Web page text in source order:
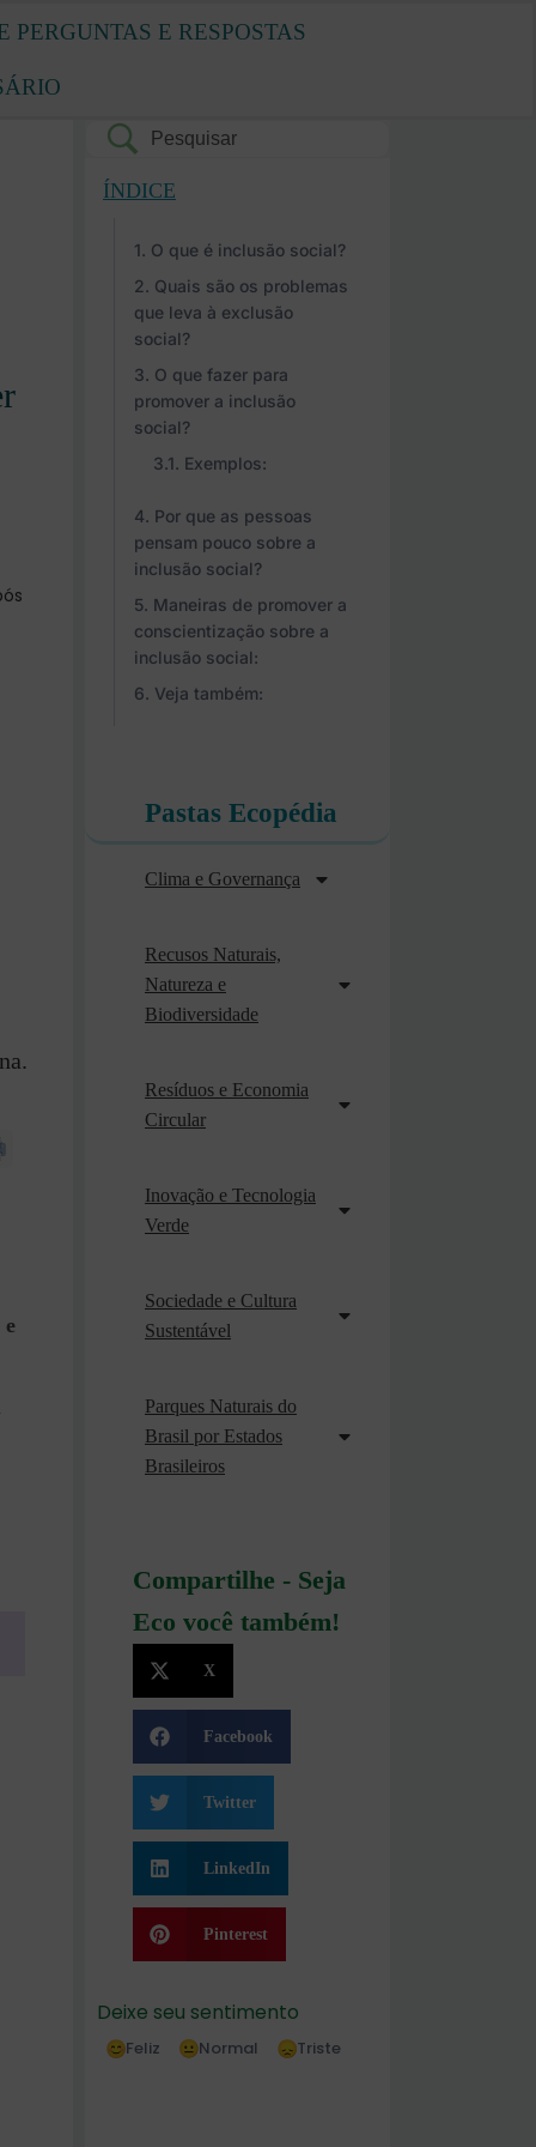
PERGUNTAS E RESPOSTAS
e
ÍNDICE
O que é inclusão social?
Quais são os problemas
que leva à exclusão
social?
O que fazer para
promover a inclusão
social?
Exemplos:
Por que as pessoas
pensam pouco sobre a
inclusão social?
Maneiras de promover a
conscientização sobre a
inclusão social:
Veja também:
Pastas Ecopédia
Clima e Governança
Recusos Naturais,
Natureza e
Biodiversidade
Resíduos e Economia
Circular
Inovação e Tecnologia
Verde
Sociedade e Cultura
Sustentável
Parques Naturais do
Brasil por Estados
Brasileiros
Compartilhe - Seja
Eco você também!
X
Facebook
Twitter
LinkedIn
Pinterest
Deixe seu sentimento
Feliz Normal Triste